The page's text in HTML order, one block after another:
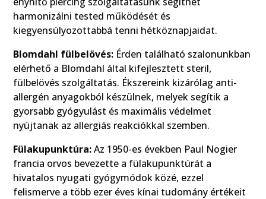
harmonizálni tested működését és
kiegyensúlyozottabbá tenni hétköznapjaidat.
Blomdahl fülbelövés: Érden található szalonunkban
elérhető a Blomdahl által kifejlesztett steril,
fülbelövés szolgáltatás. Ékszereink kizárólag anti-
allergén anyagokból készülnek, melyek segítik a
gyorsabb gyógyulást és maximális védelmet
nyújtanak az allergiás reakciókkal szemben.
Fülakupunktúra:Az 1950-es években Paul Nogier
francia orvos bevezette a fülakupunktúrát a
hivatalos nyugati gyógymódok közé, ezzel
felismerve a több ezer éves kínai tudomány értékeit